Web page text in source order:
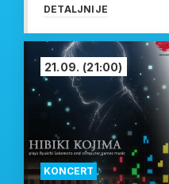
DETALJNIJE
KONCERT
21.09. (21:00)